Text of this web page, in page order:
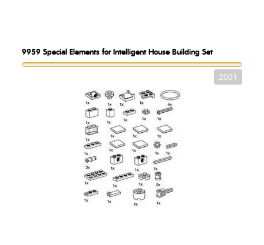
9959 Special Elements for Intelligent House Building Set
2001